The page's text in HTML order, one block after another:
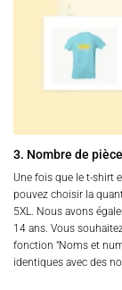
3. Nombre de
Une fois que le t-shirt
pouvez choisir la
5XL. Nous avons
14 ans. Vous
fonction "Noms et
identiques avec des